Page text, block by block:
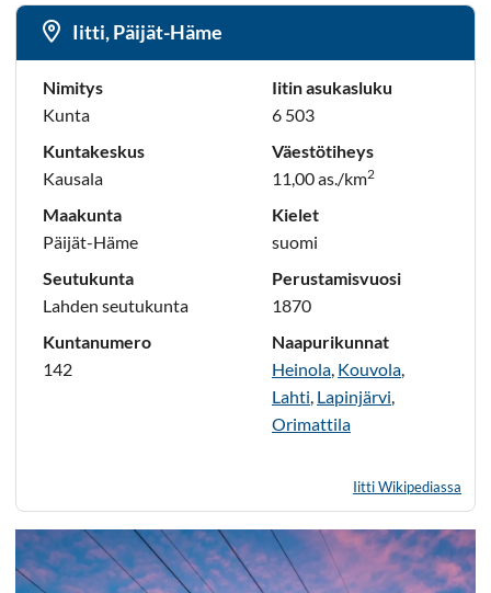
Iitti, Päijät-Häme
Nimitys
Kunta
Kuntakeskus
Kausala
Maakunta
Päijät-Häme
Seutukunta
Lahden seutukunta
Kuntanumero
142
Iitin asukasluku
6 503
Väestötiheys
11,00 as./km2
Kielet
suomi
Perustamisvuosi
1870
Naapurikunnat
Heinola Kouvola
Lahti Lapinjärvi
Orimattila
Iitti Wikipediassa